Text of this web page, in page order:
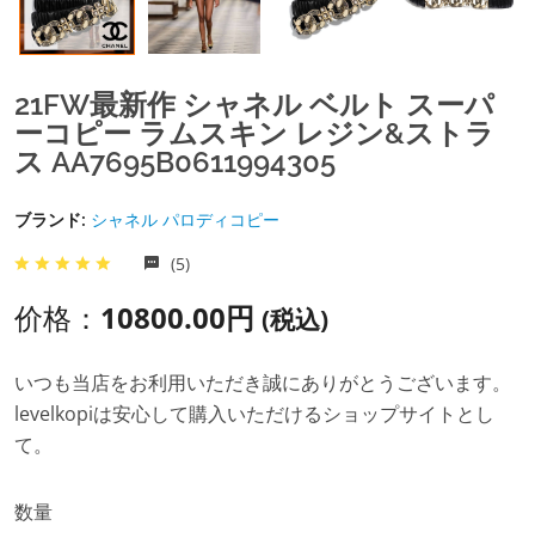
21FW最新作 シャネル ベルト スーパ
ーコピー ラムスキン レジン&ストラ
ス AA7695B0611994305
ブランド: シャネル パロディコピー
(5)
价格： 10800.00円 (税込)
いつも当店をお利用いただき誠にありがとうございます。
levelkopiは安心して購入いただけるショップサイトとし
て。
数量